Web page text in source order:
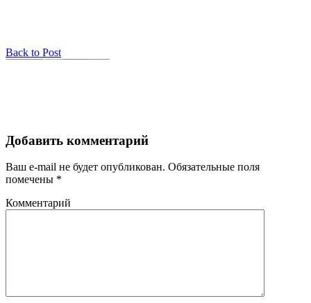
Back to Post
Добавить комментарий
Ваш e-mail не будет опубликован. Обязательные поля
помечены *
Комментарий